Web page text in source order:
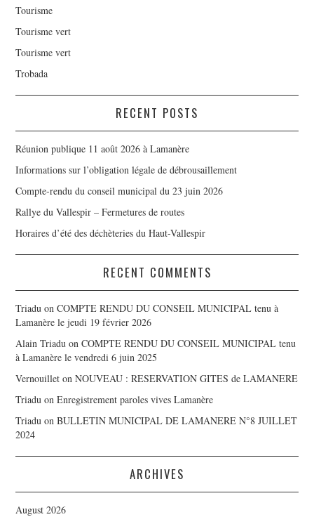
Tourisme
Tourisme vert
Tourisme vert
Trobada
RECENT POSTS
Réunion publique 11 août 2026 à Lamanère
Informations sur l’obligation légale de débrousaillement
Compte-rendu du conseil municipal du 23 juin 2026
Rallye du Vallespir – Fermetures de routes
Horaires d’été des déchèteries du Haut-Vallespir
RECENT COMMENTS
Triadu onCOMPTE RENDU DU CONSEIL MUNICIPAL tenu à
Lamanère le jeudi 19 février 2026
Alain Triadu onCOMPTE RENDU DU CONSEIL MUNICIPAL tenu
à Lamanère le vendredi 6 juin 2025
Vernouillet onNOUVEAU : RESERVATION GITES de LAMANERE
Triadu onEnregistrement paroles vives Lamanère
Triadu onBULLETIN MUNICIPAL DE LAMANERE N°8 JUILLET
2024
ARCHIVES
August 2026